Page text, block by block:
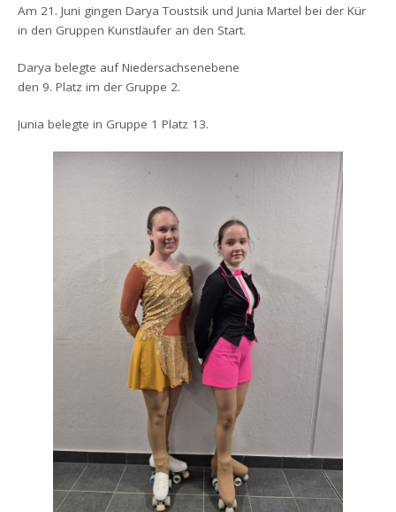
Am 21. Juni gingen Darya Toustsik und Junia Martel bei der Kür
in den Gruppen Kunstläufer an den Start.
Darya belegte auf Niedersachsenebene
den 9. Platz im der Gruppe 2.
Junia belegte in Gruppe 1 Platz 13.